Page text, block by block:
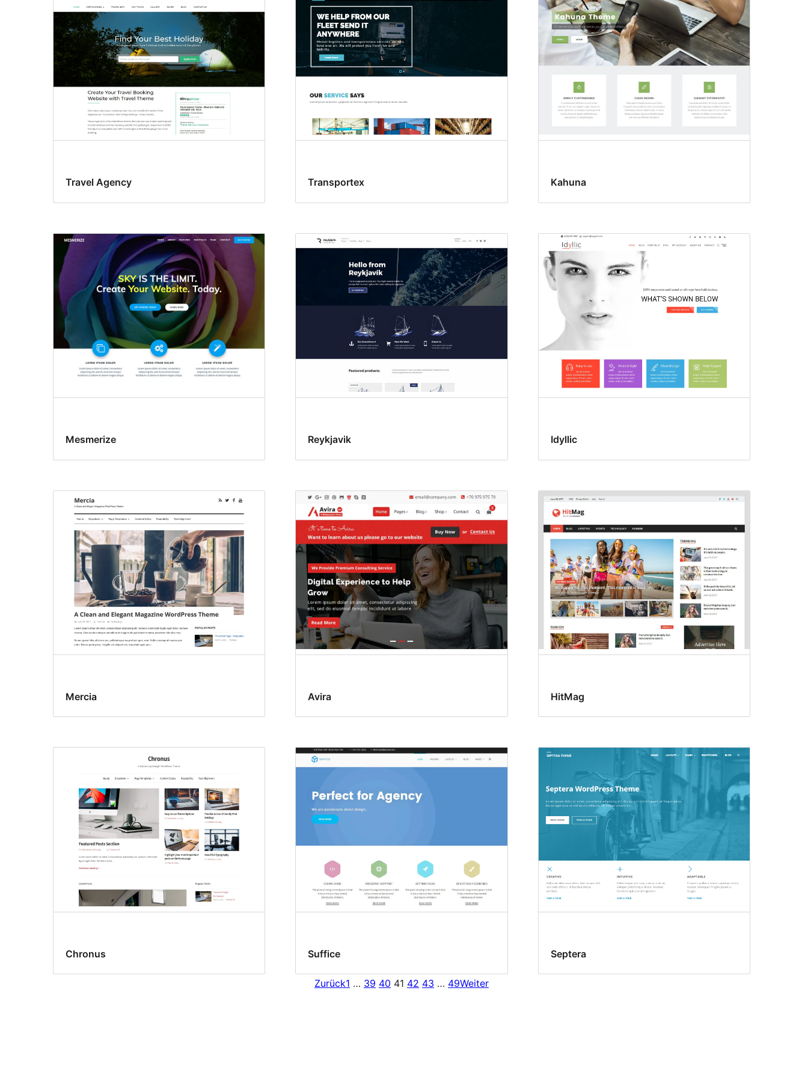
Travel Agency Transportex Kahuna
Mesmerize Reykjavik Idyllic
Mercia Avira HitMag
Chronus Suffice Septera
Zurück1 … 39 40 41 42 43 … 49Weiter